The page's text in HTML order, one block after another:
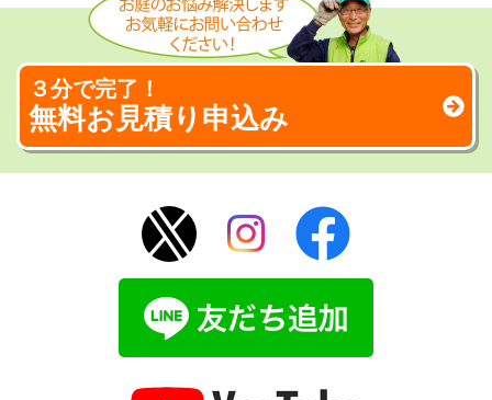
３分で完了！
無料お見積り申込み